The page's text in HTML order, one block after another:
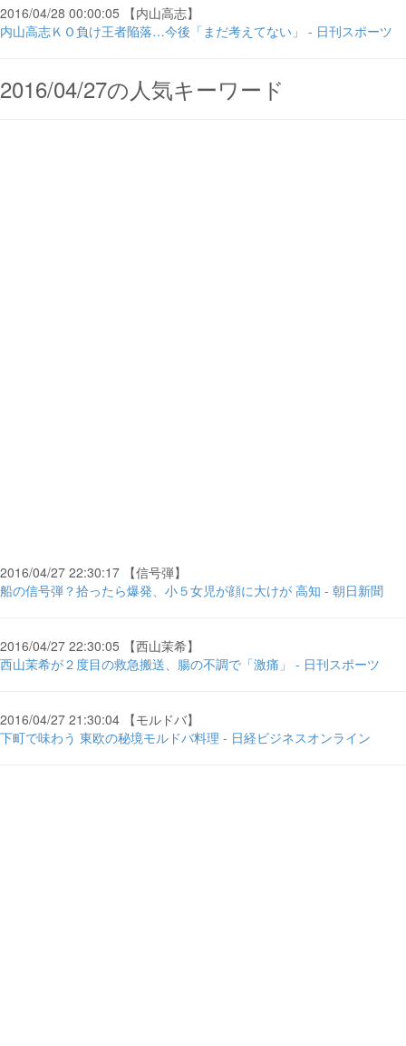
2016/04/28 00:00:05 【内山高志】
内山高志ＫＯ負け王者陥落…今後「まだ考えてない」 - 日刊スポーツ
2016/04/27の人気キーワード
2016/04/27 22:30:17 【信号弾】
船の信号弾？拾ったら爆発、小５女児が顔に大けが 高知 - 朝日新聞
2016/04/27 22:30:05 【西山茉希】
西山茉希が２度目の救急搬送、腸の不調で「激痛」 - 日刊スポーツ
2016/04/27 21:30:04 【モルドバ】
下町で味わう 東欧の秘境モルドバ料理 - 日経ビジネスオンライン